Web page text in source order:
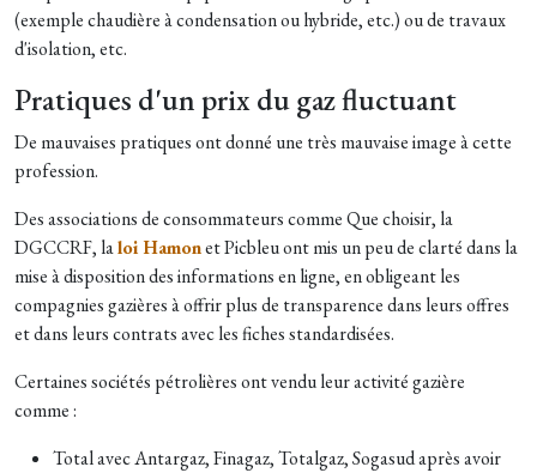
(exemple chaudière à condensation ou hybride, etc.) ou de travaux
d'isolation, etc.
Pratiques d'un prix du gaz fluctuant
De mauvaises pratiques ont donné une très mauvaise image à cette
profession.
Des associations de consommateurs comme Que choisir, la
DGCCRF, laloi Hamonet Picbleu ont mis un peu de clarté dans la
mise à disposition des informations en ligne, en obligeant les
compagnies gazières à offrir plus de transparence dans leurs offres
et dans leurs contrats avec les fiches standardisées.
Certaines sociétés pétrolières ont vendu leur activité gazière
comme :
Total avec Antargaz, Finagaz, Totalgaz, Sogasud après avoir